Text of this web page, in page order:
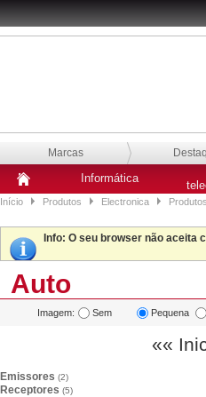
Marcas
Informática
Início Produtos Electronica
Info: O seu browser não aceita
Auto
Imagem: Sem Pequena
««
Emissores (2)
Receptores (5)